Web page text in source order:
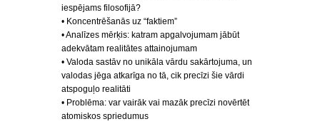
iespējams filosofijā?
• Koncentrēšanās uz “faktiem”
• Analīzes mērķis: katram apgalvojumam jābūt
adekvātam realitātes attainojumam
• Valoda sastāv no unikāla vārdu sakārtojuma, un
valodas jēga atkarīga no tā, cik precīzi šie vārdi
atspoguļo realitāti
• Problēma: var vairāk vai mazāk precīzi novērtēt
atomiskos spriedumus